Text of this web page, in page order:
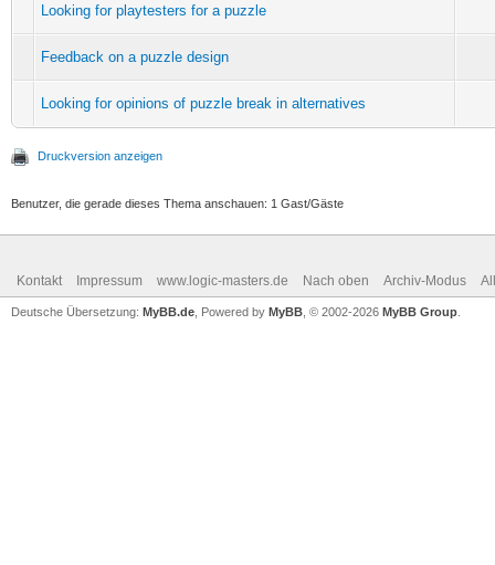
Looking for playtesters for a puzzle
Feedback on a puzzle design
Looking for opinions of puzzle break in alternatives
Druckversion anzeigen
Benutzer, die gerade dieses Thema anschauen: 1 Gast/Gäste
Kontakt Impressum www.logic-masters.de Nach oben Archiv-Modus
Deutsche Übersetzung: MyBB.de , Powered by MyBB , © 2002-2026 MyBB Group